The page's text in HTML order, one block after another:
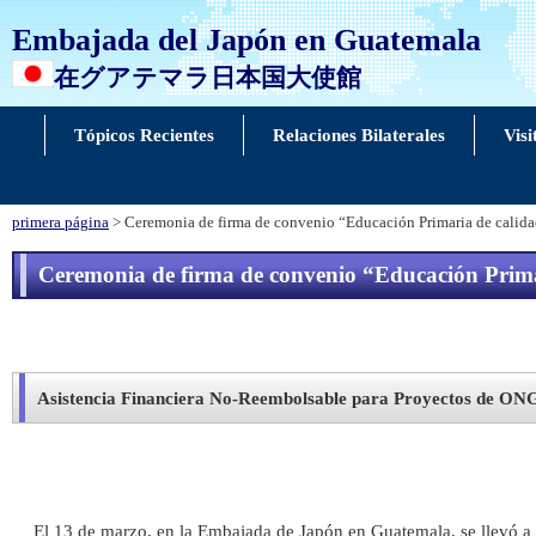
Embajada del Japón en Guatemala
在グアテマラ日本国大使館
Tópicos Recientes Relaciones Bilaterales
primera página > Ceremonia de firma de convenio “Educación Primaria de
Ceremonia de firma de convenio “Educación
Asistencia Financiera No-Reembolsable para Proyectos de
El 13 de marzo, en la Embajada de Japón en Guatemala, se llevó